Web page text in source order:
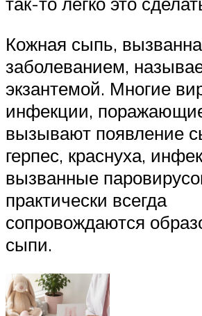
Кожная сыпь,
заболеванием,
экзантемой. Многие
инфекции,
вызывают появление
герпес, краснуха,
вызванные
практически всегда
сопровождаются
сыпи.